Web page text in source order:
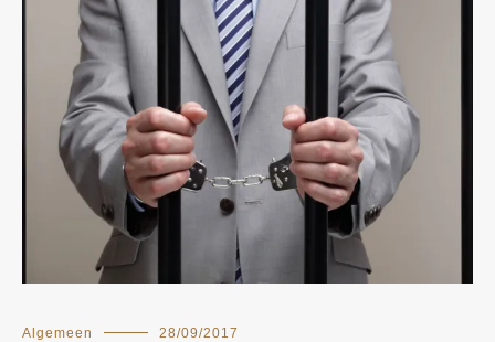
Algemeen 28/09/2017